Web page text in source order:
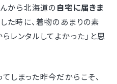
んから北海道の 自宅に届きま
た時に、着物のあまりの素
レンタルしてよかった｣と思
しまった昨今だからこそ、